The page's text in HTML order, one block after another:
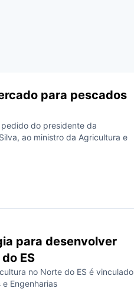
para pescados
do presidente da
ao ministro da Agricultura e
para desenvolver
ES
no Norte do ES é vinculado
Engenharias